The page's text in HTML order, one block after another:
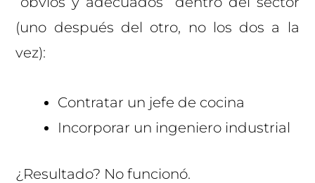
(uno después del otro, no los dos a la
vez):
Contratar un jefe de cocina
Incorporar un ingeniero industrial
¿Resultado? No funcionó.